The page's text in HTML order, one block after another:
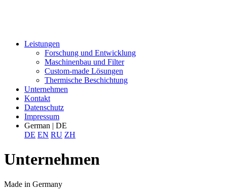
Leistungen
Forschung und Entwicklung
Maschinenbau und Filter
Custom-made Lösungen
Thermische Beschichtung
Unternehmen
Kontakt
Datenschutz
Impressum
German | DE
DE EN RU ZH
Unternehmen
Made in Germany